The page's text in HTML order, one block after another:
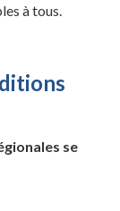
à tous.
se